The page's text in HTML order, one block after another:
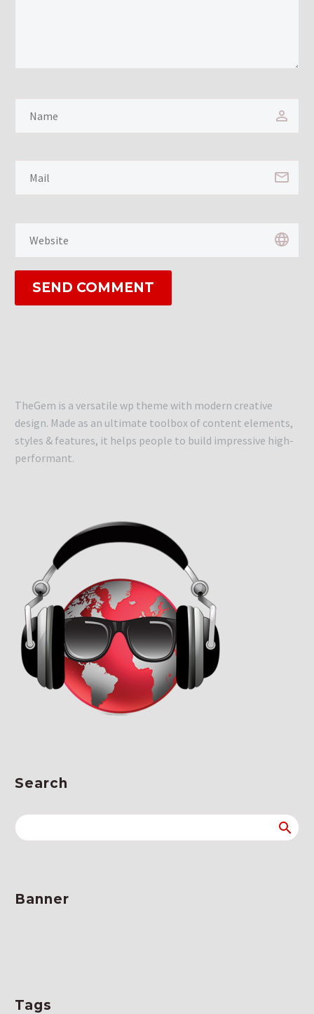
SEND COMMENT
TheGem is a versatile wp theme with modern creative
design. Made as an ultimate toolbox of content elements,
styles & features, it helps people to build impressive high-
performant.
Search
Banner
Tags